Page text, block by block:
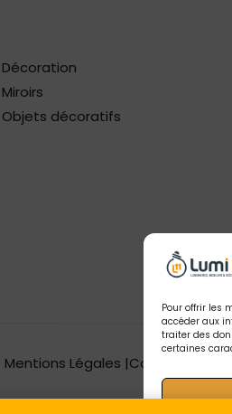
Pour offrir les
accéder aux
traiter des
certaines
Décoration
Miroirs
Objets décoratifs
Mentions Légales |Conception